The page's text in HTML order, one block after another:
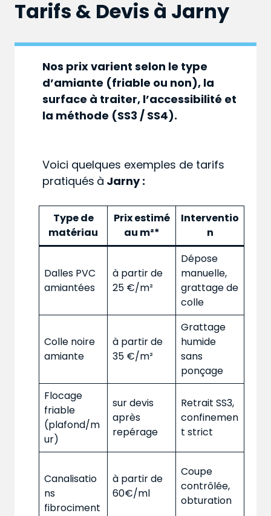
Tarifs & Devis à Jarny
Nos prix varient selon le type
d’amiante (friable ou non), la
surface à traiter, l’accessibilité et
la méthode (SS3 / SS4).
Voici quelques exemples de tarifs
pratiqués à Jarny :
Type de
matériau
Prix estimé
au m²*
Interventio
n
Dalles PVC
amiantées
à partir de
25 €/m²
Dépose
manuelle,
grattage de
colle
Colle noire
amiante
à partir de
35 €/m²
Grattage
humide
sans
ponçage
Flocage
friable
(plafond/m
ur)
sur devis
après
repérage
Retrait SS3,
confinemen
t strict
Canalisatio
ns
fibrociment
à partir de
60€/ml
Coupe
contrôlée,
obturation